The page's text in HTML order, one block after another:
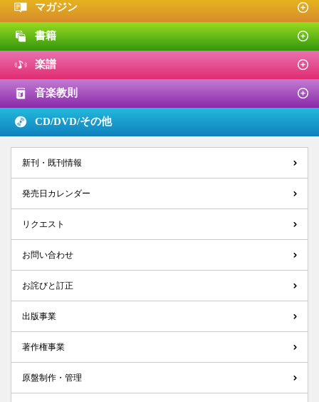
マガジン
書籍
楽譜
音楽教則
CD/DVD/その他
新刊・既刊情報
発売日カレンダー
リクエスト
お問い合わせ
お詫びと訂正
出版事業
著作権事業
原盤制作・管理